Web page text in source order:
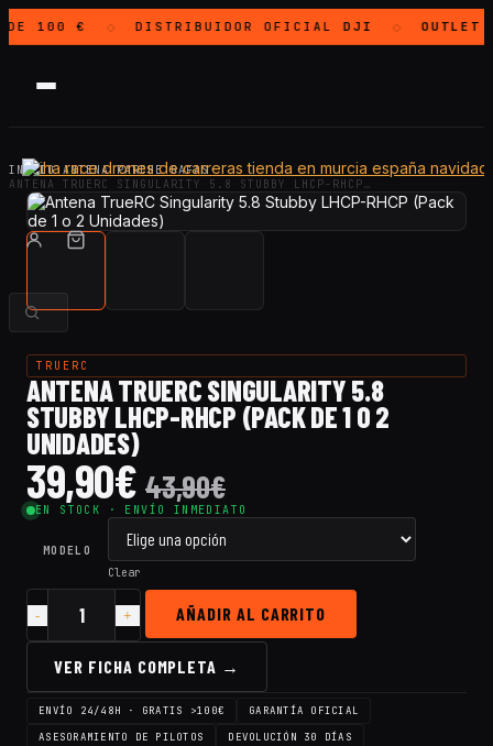
100 € ◇ DISTRIBUIDOR OFICIAL DJI ◇ OUTLET
INICIO· ANTENA PARCHE GAFAS·
ANTENA TRUERC SINGULARITY 5.8 STUBBY LHCP-RHCP…
TRUERC
ANTENA TRUERC SINGULARITY 5.8
STUBBY LHCP-RHCP (PACK DE 1 O 2
UNIDADES)
39,90€ 43,90€
EN STOCK · ENVÍO INMEDIATO
MODELO
Clear
Cantidad
Antena
TrueRC
Singularity
5.8
Stubby
LHCP-
AÑADIR AL CARRITO
VER FICHA COMPLETA →
ENVÍO 24/48H · GRATIS >100€
GARANTÍA OFICIAL
ASESORAMIENTO DE PILOTOS
DEVOLUCIÓN 30 DÍAS